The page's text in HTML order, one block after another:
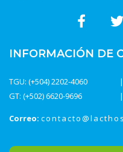
INFORMACIÓN DE
TGU: (+504) 2202-4060
GT: (+502) 6620-9696
Correo: